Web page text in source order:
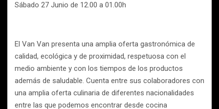
Sábado 27 Junio de 12.00 a 01.00h
El Van Van presenta una amplia oferta gastronómica de
calidad, ecológica y de proximidad, respetuosa con el
medio ambiente y con los tiempos de los productos
además de saludable. Cuenta entre sus colaboradores con
una amplia oferta culinaria de diferentes nacionalidades
entre las que podemos encontrar desde cocina